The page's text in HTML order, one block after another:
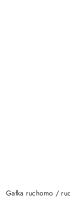
Gałka ruchomo /